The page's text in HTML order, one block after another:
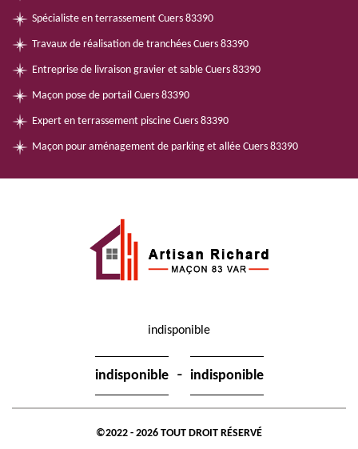
Spécialiste en terrassement Cuers 83390
Travaux de réalisation de tranchées Cuers 83390
Entreprise de livraison gravier et sable Cuers 83390
Maçon pose de portail Cuers 83390
Expert en terrassement piscine Cuers 83390
Maçon pour aménagement de parking et allée Cuers 83390
indisponible
indisponible - indisponible
©2022 - 2026 TOUT DROIT RÉSERVÉ